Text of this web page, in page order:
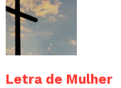
Letra de Mulher